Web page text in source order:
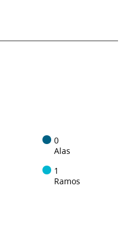
0
Alas
1
Ramos